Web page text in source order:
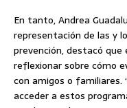
En tanto, Andrea
representación de las y
prevención, destacó
reflexionar sobre cómo
con amigos o familiares.
acceder a estos